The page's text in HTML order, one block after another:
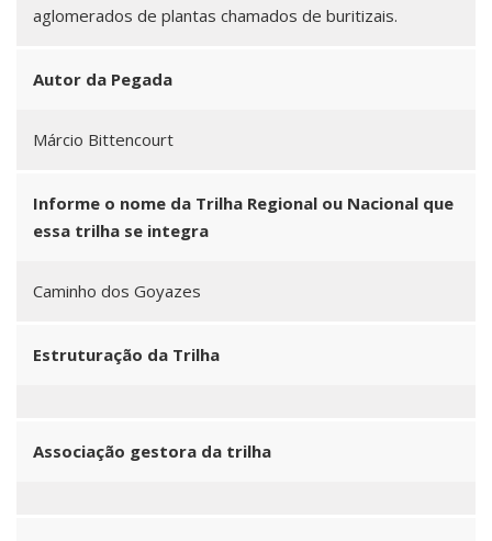
aglomerados de plantas chamados de buritizais.
Autor da Pegada
Márcio Bittencourt
Informe o nome da Trilha Regional ou Nacional que
essa trilha se integra
Caminho dos Goyazes
Estruturação da Trilha
Associação gestora da trilha